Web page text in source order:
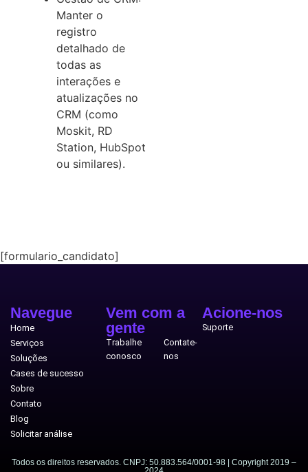
Manter o
registro
detalhado de
todas as
interações e
atualizações no
CRM (como
Moskit, RD
Station, HubSpot
ou similares).
[formulario_candidato]
Navegue
Home
Serviços
Soluções
Cases de sucesso
Sobre
Contato
Blog
Solicitar análise
Vem com a
gente
Trabalhe
conosco
Contate-
nos
Acione-nos
Suporte
Todos os direitos reservados. CNPJ: 50.883.564/0001-98 | Copyright 2019 –